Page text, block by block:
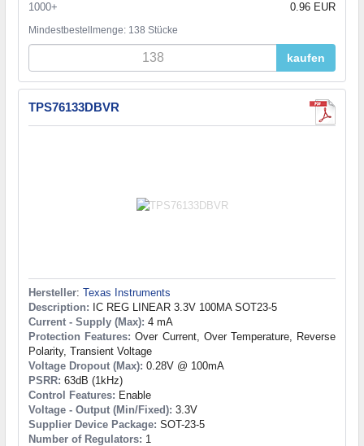
1000+
0.96 EUR
Mindestbestellmenge: 138 Stücke
kaufen
TPS76133DBVR
Hersteller: Texas Instruments
Description: IC REG LINEAR 3.3V 100MA SOT23-5
Current - Supply (Max): 4 mA
Protection Features: Over Current, Over Temperature, Reverse
Polarity, Transient Voltage
Voltage Dropout (Max): 0.28V @ 100mA
PSRR: 63dB (1kHz)
Control Features: Enable
Voltage - Output (Min/Fixed): 3.3V
Supplier Device Package: SOT-23-5
Number of Regulators: 1